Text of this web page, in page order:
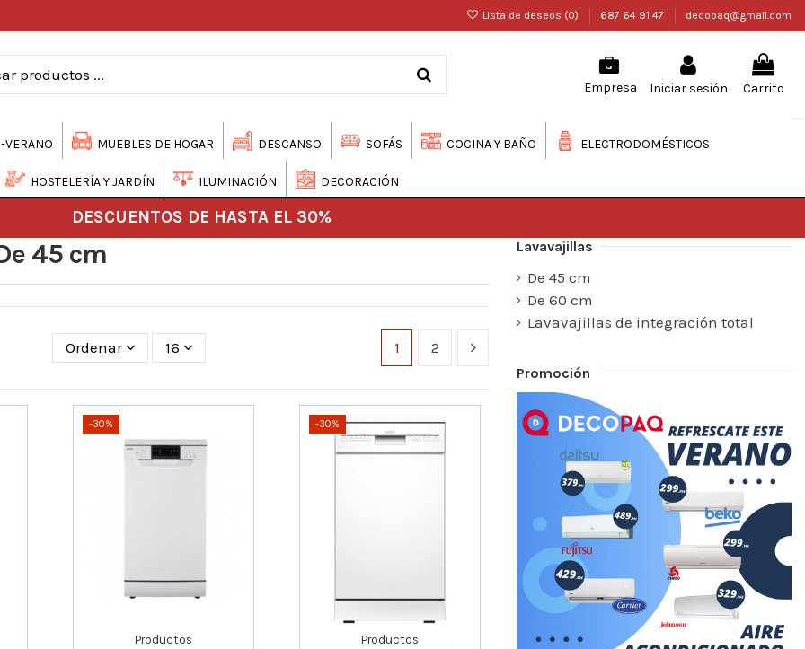
Lista de deseos (0) 687 64 91 47 decopaq@gmail.com
Empresa Iniciar sesión Carrito
MUEBLES DE HOGAR DESCANSO SOFÁS COCINA Y BAÑO ELECTRODOMÉSTICOS
HOSTELERÍA Y JARDÍN ILUMINACIÓN DECORACIÓN
DESCUENTOS DE HASTA EL 30%
45 cm
Ordenar 16 1 2
-30%
Productos
-30%
Productos
Lavavajillas
De 45 cm
De 60 cm
Lavavajillas de integración total
Promoción